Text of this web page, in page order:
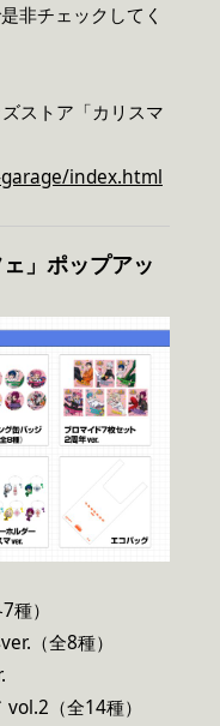
非チェックしてく
ストア「カリスマ
index.html
」ポップアッ
種）
（全8種）
（全14種）